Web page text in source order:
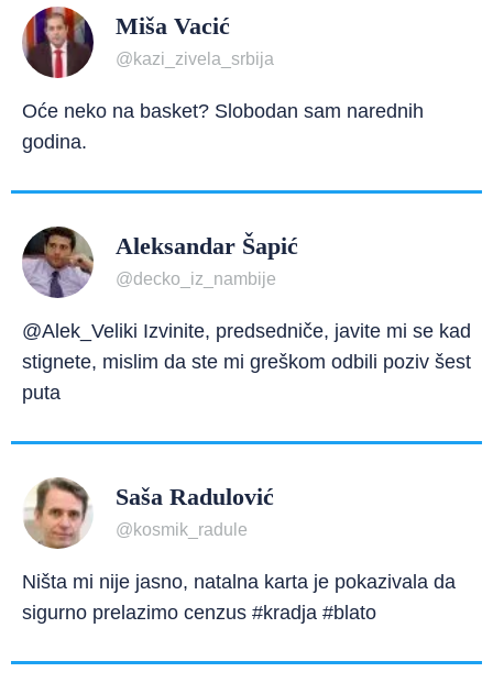
Miša Vacić
@kazi_zivela_srbija
Oće neko na basket? Slobodan sam narednih
godina.
Aleksandar Šapić
@decko_iz_nambije
@Alek_Veliki Izvinite, predsedniče, javite mi se kad
stignete, mislim da ste mi greškom odbili poziv šest
puta
Saša Radulović
@kosmik_radule
Ništa mi nije jasno, natalna karta je pokazivala da
sigurno prelazimo cenzus #kradja #blato